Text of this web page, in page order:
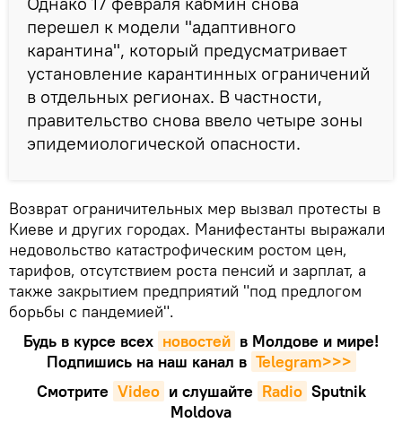
перешел к модели "адаптивного
карантина", который предусматривает
установление карантинных ограничений
в отдельных регионах. В частности,
правительство снова ввело четыре зоны
эпидемиологической опасности.
Возврат ограничительных мер вызвал протесты в
Киеве и других городах. Манифестанты выражали
недовольство катастрофическим ростом цен,
тарифов, отсутствием роста пенсий и зарплат, а
также закрытием предприятий "под предлогом
борьбы с пандемией".
Будь в курсе всех новостей в Молдове и мире!
Подпишись на наш канал в Telegram>>>
Смотрите Video и слушайте Radio Sputnik
Moldova